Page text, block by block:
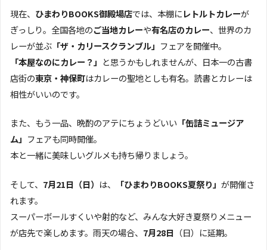
現在、 ひまわりBOOKS御殿場店では、本棚にレトルトカレーが
ぎっしり。全国各地のご当地カレーや有名店のカレー、世界のカ
レーが並ぶ 「ザ・カリースクランブル」 フェアを開催中。
「本屋なのにカレー？」 と思うかもしれませんが、日本一の古書
店街の東京・神保町はカレーの聖地としも有名。読書とカレーは
相性がいいのです。
また、もう一品、晩酌のアテにちょうどいい 「缶詰ミュージア
ム」 フェアも同時開催。
本と一緒に美味しいグルメも持ち帰りましょう。
そして、 7月21日（日） は、 「ひまわりBOOKS夏祭り」 が開催さ
れます。
スーパーボールすくいや射的など、みんな大好き夏祭りメニュー
が店先で楽しめます。雨天の場合、 7月28日 （日）に延期。